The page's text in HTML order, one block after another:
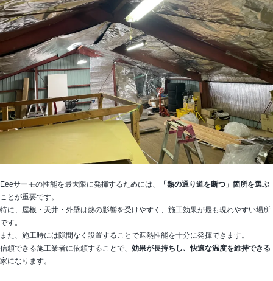
Eeeサーモの性能を最大限に発揮するためには、
「熱の通り道を断つ」箇所を選ぶ
ことが重要です。
特に、屋根・天井・外壁は熱の影響を受けやすく、施工効果が最も現れやすい場所
です。
また、施工時には隙間なく設置することで遮熱性能を十分に発揮できます。
信頼できる施工業者に依頼することで、 効果が長持ちし、快適な温度を維持できる
家になります。